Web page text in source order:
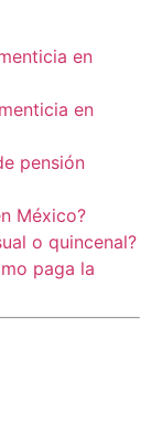
en
en
pensión
México?
o quincenal?
paga la